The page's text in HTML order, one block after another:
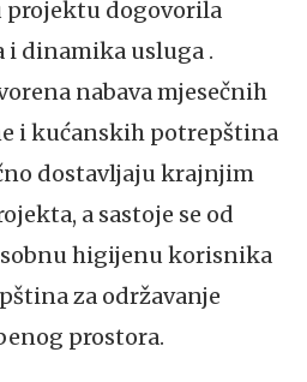
projektu dogovorila
i dinamika usluga .
nabava mjesečnih
i kućanskih potrepština
dostavljaju krajnjim
a sastoje se od
higijenu korisnika
za održavanje
prostora.